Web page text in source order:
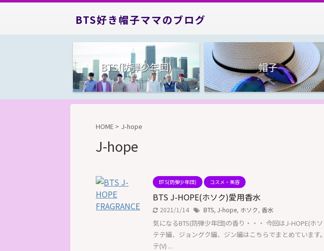
BTS好き帽子ママのブログ
BTS(防弾少年団) 帽子
HOME > J-hope
J-hope
BTS(防弾少年団) コスメ・美容
BTS J-HOPE(ホソク)愛用香水
2021/1/14 BTS, J-hope, ホソク, 香水
気になるBTS(防弾少年団)の香り・・・ 今回はJ-HOPE(ホソ
テテ編、ジョングク編、ジン編はこちらでまとめています
テ(V) ...